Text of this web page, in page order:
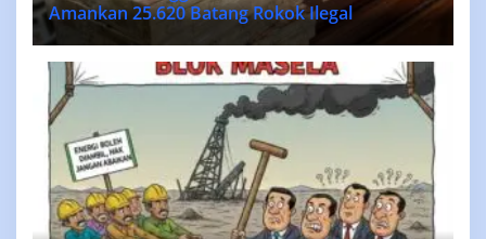
Amankan 25.620 Batang Rokok Ilegal